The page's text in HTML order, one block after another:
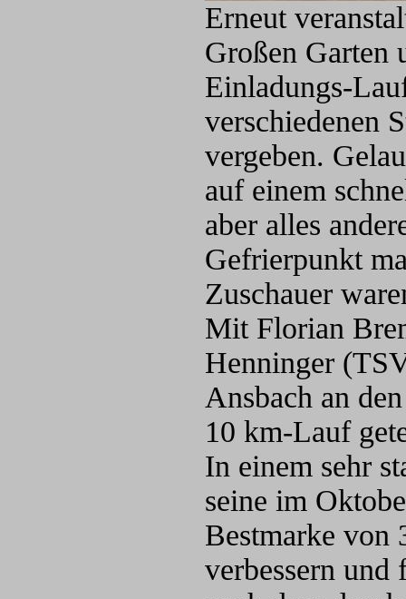
Erneut
Großen Garten
Einladungs-
verschiedenen
vergeben.
auf einem
aber alles
Gefrierpunkt
Zuschauer
Mit Florian
Henninger
Ansbach an
10 km-Lauf
In einem sehr
seine im
Bestmarke von
verbessern